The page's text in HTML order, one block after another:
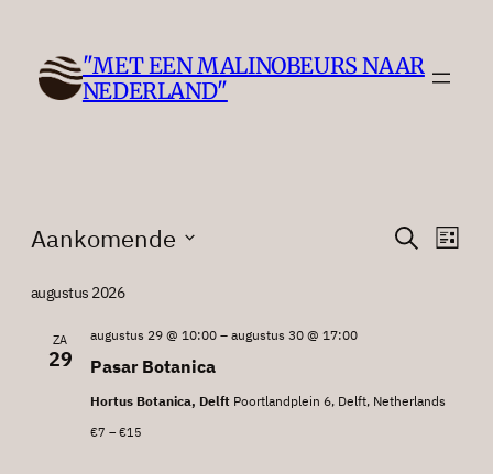
"MET EEN MALINOBEURS NAAR
NEDERLAND"
Evenementen Zoeken
Lijst
Aankomende
een
augustus 2026
ZA
29 Pasar Botanica
augustus 29 @ 10:00– augustus 30 @ 17:00
Hortus Botanica, Delft Poortlandplein 6, Delft, Netherlands
€7 – €15